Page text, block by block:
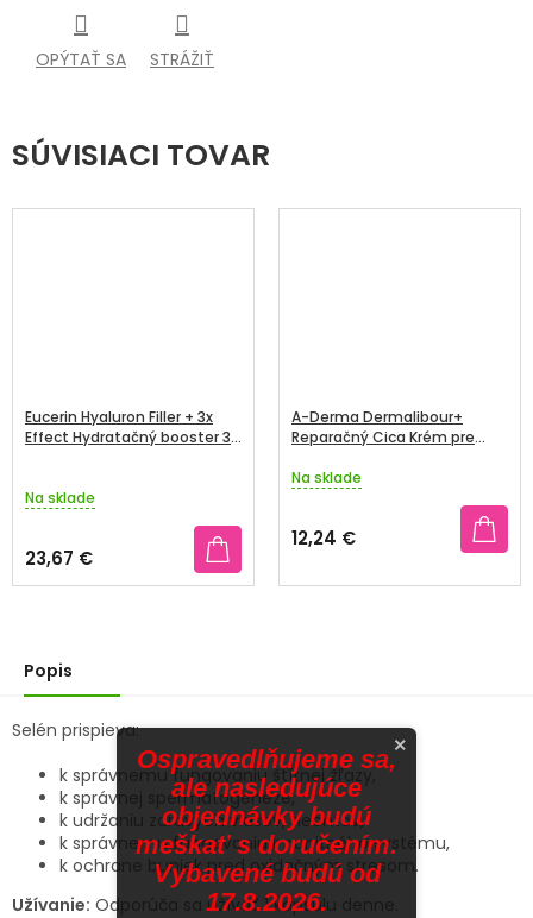
OPÝTAŤ SA STRÁŽIŤ
SÚVISIACI TOVAR
Eucerin Hyaluron Filler + 3x
Effect Hydratačný booster 30
Na sklade
23,67 €
A-Derma Dermalibour+
Reparačný Cica Krém pre
Priemerné
produktu
je
z
Na sklade
12,24 €
Popis
Selén prispieva:
k správnemu fungovaniu štítnej žľazy,
k správnej spermatogenéze,
k udržaniu zdravých vlasov, nechtov,
k správnemu fungovaniu imunitného systému,
k ochrane buniek pred oxidačným stresom.
Užívanie: Odporúča sa užívať 1 kapsulu denne.
×
Ospravedlňujeme sa,
ale nasledujúce
objednávky budú
meškať s doručením.
Vybavené budú od
17.8.2026.